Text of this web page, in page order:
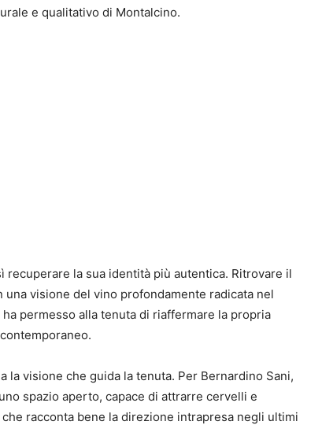
e qualitativo di Montalcino.
recuperare la sua identità più autentica. Ritrovare il
visione del vino profondamente radicata nel
permesso alla tenuta di riaffermare la propria
la visione che guida la tenuta. Per Bernardino Sani,
spazio aperto, capace di attrarre cervelli e
racconta bene la direzione intrapresa negli ultimi